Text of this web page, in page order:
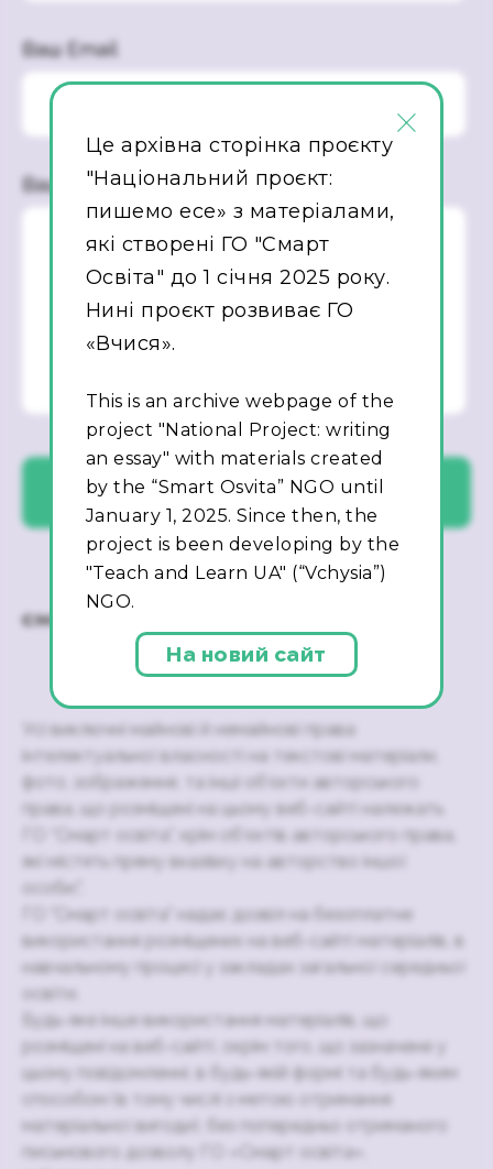
Ваш Email
Ваше повідомлення
Усі виключні майнові й немайнові права
інтелектуальної власності на текстові матеріали,
фото, зображення, та інші об’єкти авторського
права, що розміщені на цьому веб-сайті належать
ГО “Смарт освіта”, крім об’єктів авторського права,
які містять пряму вказівку на авторство іншої
особи;".
ГО "Смарт освіта" надає дозвіл на безоплатне
використання розміщених на веб-сайті матеріалів, в
навчальному процесі у закладах загальної середньої
освіти.
Будь-яке інше використання матеріалів, що
розміщені на веб-сайті, окрім того, що зазначене у
цьому повідомленні, в будь-якій формі та будь-яким
способом (в тому числі з метою отримання
матеріальної вигоди), без попередньо отриманого
письмового дозволу ГО «Смарт освіта»,
×
Це архівна сторінка проєкту
"Національний проєкт:
пишемо есе» з матеріалами,
які створені ГО "Смарт
Освіта" до 1 січня 2025 року.
Нині проєкт розвиває ГО
«Вчися».
This is an archive webpage of the
project "National Project: writing
an essay" with materials created
by the “Smart Osvita” NGO until
January 1, 2025. Since then, the
project is been developing by the
"Teach and Learn UA" (“Vchysia”)
NGO.
На новий сайт